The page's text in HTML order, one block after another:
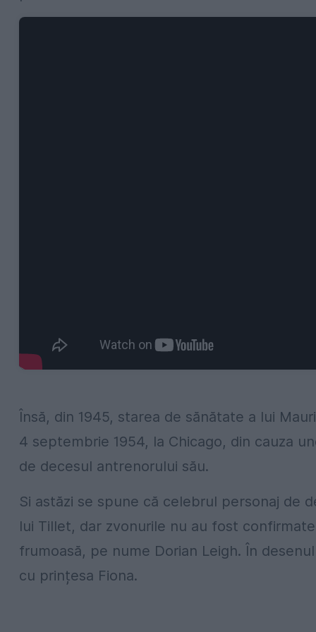
Însă, din 1945, starea de sănătate a lui
4 septembrie 1954, la Chicago, din cauza
de decesul antrenorului său.
Si astăzi se spune că celebrul personaj de
lui Tillet, dar zvonurile nu au fost
frumoasă, pe nume Dorian Leigh. În
cu prințesa Fiona.